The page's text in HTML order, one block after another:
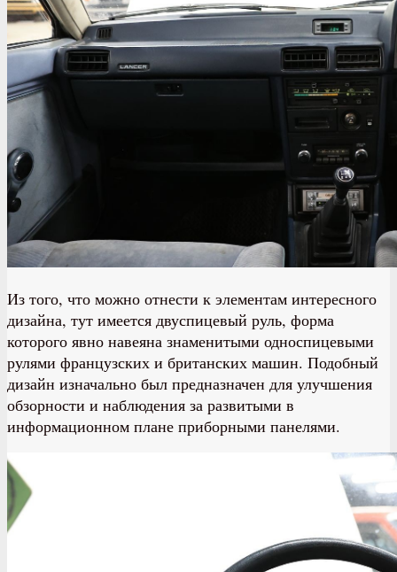
Из того, что можно отнести к элементам интересного
дизайна, тут имеется двуспицевый руль, форма
которого явно навеяна знаменитыми односпицевыми
рулями французских и британских машин. Подобный
дизайн изначально был предназначен для улучшения
обзорности и наблюдения за развитыми в
информационном плане приборными панелями.